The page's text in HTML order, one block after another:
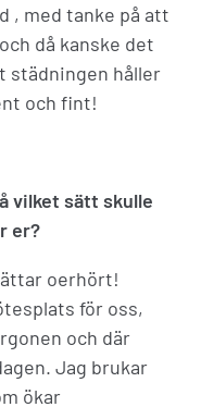
, med tanke på att
då kanske det
städningen håller
och fint!
vilket sätt skulle
er?
oerhört!
för oss,
och där
Jag brukar
ökar